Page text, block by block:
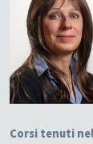
Corsi tenuti